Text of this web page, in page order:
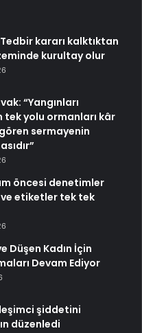
kararı kalktıktan
kurultay olur
“Yangınları
tek yolu ormanları kâr
sermayenin
öncesi denetimler
ve etiketler tek tek
Düşen Kadın İçin
Devam Ediyor
şiddetini
düzenledi